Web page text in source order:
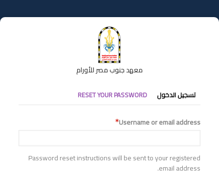
إلى
المحتوى
معهد جنوب مصر للأورام
التبويبات
الأساسية
تسجيل الدخول RESET YOUR PASSWORD
Username or email address
Password reset instructions will be sent to your registered
email address.